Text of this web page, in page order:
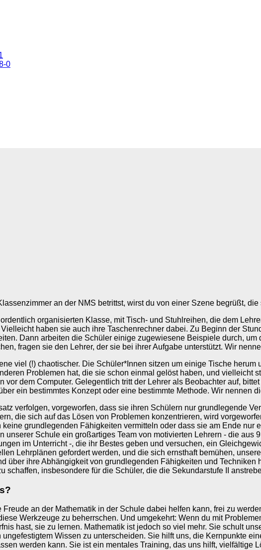
0
an der NMS betrittst, wirst du von einer Szene begrüßt,
organisierten Klasse, mit Tisch- und Stuhlreihen, die dem
haben sie auch ihre Taschenrechner dabei. Zu Beginn der
Dann arbeiten die Schüler einige zugewiesene Beispiele durch,
fragen sie den Lehrer, der sie bei ihrer Aufgabe unterstützt. Wir
viel (!) chaotischer. Die Schüler*Innen sitzen um einige Tische
Problemen hat, die sie schon einmal gelöst haben, und vielleicht
vor dem Computer. Gelegentlich tritt der Lehrer als Beobachter auf,
ein bestimmtes Konzept oder eine bestimmte Methode. Wir nennen
verfolgen, vorgeworfen, dass sie ihren Schülern nur grundlegende
die sich auf das Lösen von Problemen konzentrieren, wird
grundlegenden Fähigkeiten vermitteln oder dass sie am Ende nur
unserer Schule ein großartiges Team von motivierten Lehrern - die
im Unterricht -, die ihr Bestes geben und versuchen, ein
Lehrplänen gefordert werden, und die sich ernsthaft bemühen,
über ihre Abhängigkeit von grundlegenden Fähigkeiten und
schaffen, insbesondere für die Schüler, die die Sekundarstufe II
an der Mathematik in der Schule dabei helfen kann, frei zu
Werkzeuge zu beherrschen. Und umgekehrt: Wenn du mit
hast, sie zu lernen. Mathematik ist jedoch so viel mehr. Sie schult
Wissen zu unterscheiden. Sie hilft uns, die Kernpunkte
werden kann. Sie ist ein mentales Training, das uns hilft, vielfältige